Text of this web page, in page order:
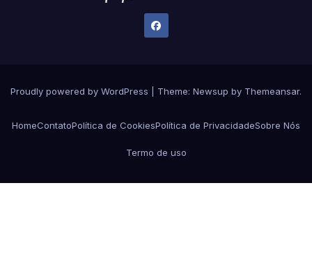
Proudly powered by WordPress Theme: Newsup by Themeansar.
HomeContatoPolítica de CookiesPolítica de PrivacidadeSobre Nós
Termo de uso